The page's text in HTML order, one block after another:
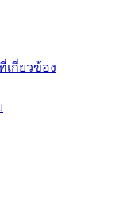
เกี่ยวข้อง